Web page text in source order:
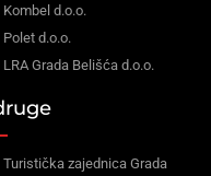
Kombel d.o.o.
Polet d.o.o.
LRA Grada Belišća d.o.o.
Turistička zajednica Grada